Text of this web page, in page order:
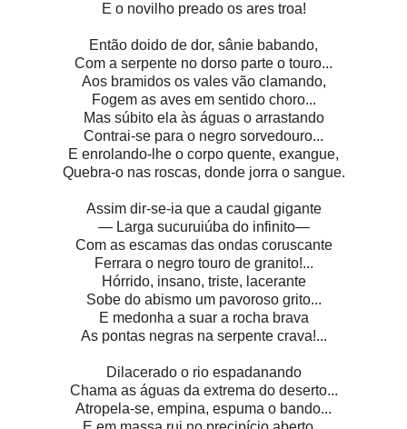
E o novilho preado os ares troa!
Então doido de dor, sânie babando,
Com a serpente no dorso parte o touro...
Aos bramidos os vales vão clamando,
Fogem as aves em sentido choro...
Mas súbito ela às águas o arrastando
Contrai-se para o negro sorvedouro...
E enrolando-lhe o corpo quente, exangue,
Quebra-o nas roscas, donde jorra o sangue.
Assim dir-se-ia que a caudal gigante
— Larga sucuruiúba do infinito—
Com as escamas das ondas coruscante
Ferrara o negro touro de granito!...
Hórrido, insano, triste, lacerante
Sobe do abismo um pavoroso grito...
E medonha a suar a rocha brava
As pontas negras na serpente crava!...
Dilacerado o rio espadanando
Chama as águas da extrema do deserto...
Atropela-se, empina, espuma o bando...